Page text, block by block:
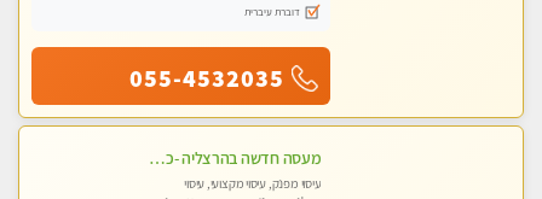
דוברת עיברית
055-4532035
מעסה חדשה בהרצליה -כל סוגי העיסויים מעסה מקצועית ואיכותית פרטי!!!מומלץ לחלוטין!! אירוח ברמה אחרת ...כולל שתיה חמה/קרה + בקבוק מים
עיסוי מפנק, עיסוי מקצועי, עיסוי